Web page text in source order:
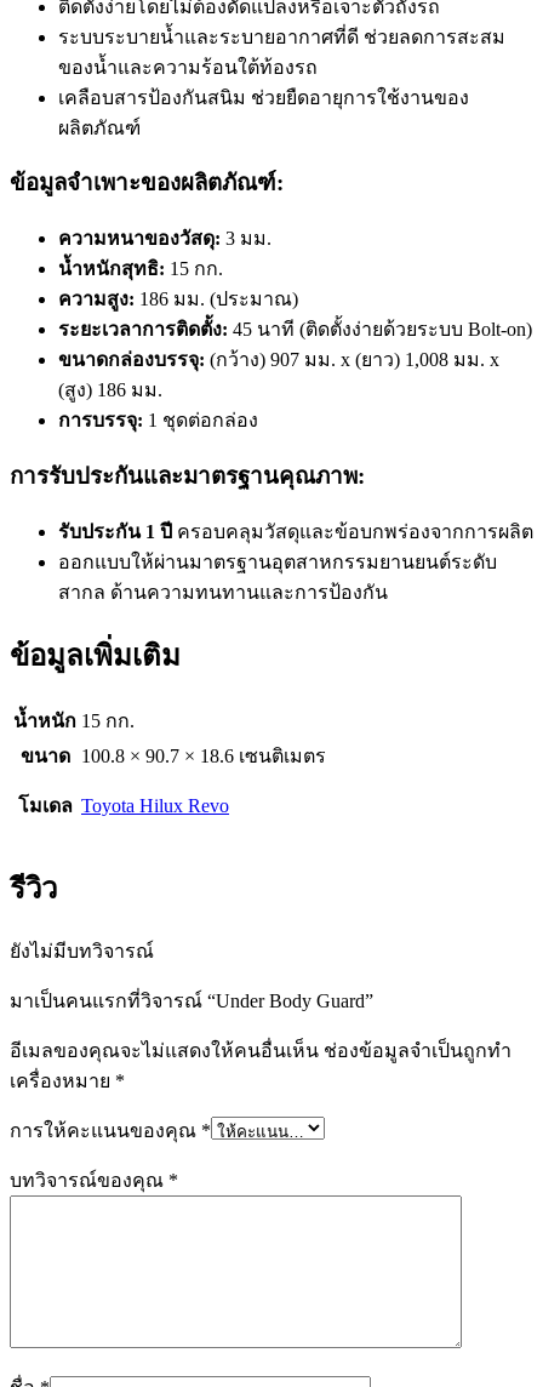
ติดตั้งง่ายโดยไม่ต้องดัดแปลงหรือเจาะตัวถังรถ
ระบบระบายน้ำและระบายอากาศที่ดี ช่วยลดการสะสม
ของน้ำและความร้อนใต้ท้องรถ
เคลือบสารป้องกันสนิม ช่วยยืดอายุการใช้งานของ
ผลิตภัณฑ์
ข้อมูลจำเพาะของผลิตภัณฑ์:
ความหนาของวัสดุ: 3 มม.
น้ำหนักสุทธิ: 15 กก.
ความสูง: 186 มม. (ประมาณ)
ระยะเวลาการติดตั้ง: 45 นาที (ติดตั้งง่ายด้วยระบบ Bolt-on)
ขนาดกล่องบรรจุ: (กว้าง) 907 มม. x (ยาว) 1,008 มม. x
(สูง) 186 มม.
การบรรจุ: 1 ชุดต่อกล่อง
การรับประกันและมาตรฐานคุณภาพ:
รับประกัน 1 ปี ครอบคลุมวัสดุและข้อบกพร่องจากการผลิต
ออกแบบให้ผ่านมาตรฐานอุตสาหกรรมยานยนต์ระดับ
สากล ด้านความทนทานและการป้องกัน
ข้อมูลเพิ่มเติม
น้ำหนัก 15 กก.
ขนาด
100.8 × 90.7 × 18.6 เซนติเมตร
โมเดล Toyota Hilux Revo
รีวิว
ยังไม่มีบทวิจารณ์
มาเป็นคนแรกที่วิจารณ์ “Under Body Guard”
อีเมลของคุณจะไม่แสดงให้คนอื่นเห็น ช่องข้อมูลจำเป็นถูกทำ
เครื่องหมาย *
การให้คะแนนของคุณ *
บทวิจารณ์ของคุณ *